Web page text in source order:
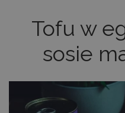
Tofu w
sosie